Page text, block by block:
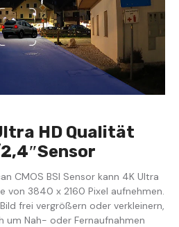
HD Qualität
CMOS BSI Sensor kann 4K Ultra
von 3840 x 2160 Pixel aufnehmen.
frei vergrößern oder verkleinern,
um Nah- oder Fernaufnahmen